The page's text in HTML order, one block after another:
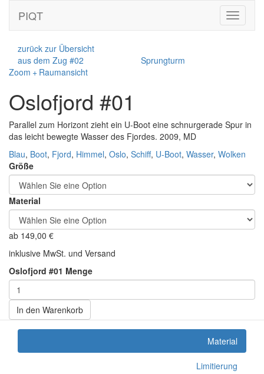
Toggle
PIQT
zurück zur Übersicht
aus dem Zug #02
Sprungturm
Zoom + Raumansicht
Oslofjord #01
Parallel zum Horizont zieht ein U-Boot eine schnurgerade Spur in
das leicht bewegte Wasser des Fjordes. 2009, MD
Blau, Boot, Fjord, Himmel, Oslo, Schiff, U-Boot, Wasser, Wolken
Größe
Material
ab 149,00 €
inklusive MwSt. und Versand
Oslofjord #01 Menge
In den Warenkorb
Material
Limitierung